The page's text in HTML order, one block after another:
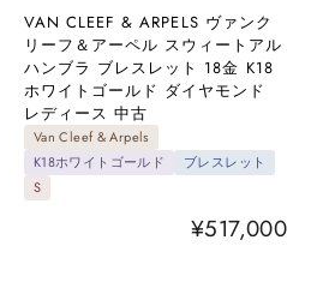
VAN CLEEF & ARPELS ヴァンク
リーフ＆アーペル スウィートアル
ハンブラ ブレスレット 18金 K18
ホワイトゴールド ダイヤモンド
レディース 中古
Van Cleef & Arpels
K18ホワイトゴールド
ブレスレット
S
¥517,000